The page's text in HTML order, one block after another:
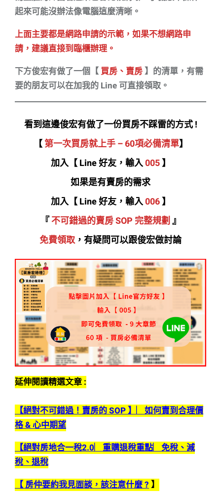
起來可能沒辦法像電腦這麼清晰。
上面主要都是網路申請的示範，如果不想網路申
請，建議直接到臨櫃辦理。
下方俊宏有做了一個【買房、賣房】的清單，有需
要的朋友可以在加我的 Line 可直接領取。
看到這邊俊宏有做了一份買房不踩雷的方式 !
【第一次買房就上手 – 60項必備清單】
加入【 Line 好友，輸入005】
如果是有賣房的需求
加入【 Line 好友，輸入006】
『不可錯過的賣房 SOP 完整規劃』
免費領取，有疑問可以跟俊宏做討論
延伸閱讀精選文章 :
【絕對不可錯過！賣房的 SOP 】︳如何賣到合理價
格 & 心中期望
【絕對房地合一稅2.0︳重購退稅重點︳免稅、減
稅、退稅
【 房仲要約我見面談，該注意什麼 ?】